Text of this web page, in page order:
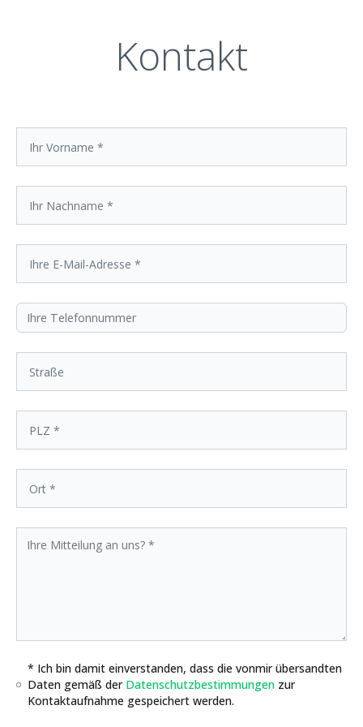
Kontakt
* Ich bin damit einverstanden, dass die vonmir übersandten
Daten gemäß der Datenschutzbestimmungen zur
Kontaktaufnahme gespeichert werden.